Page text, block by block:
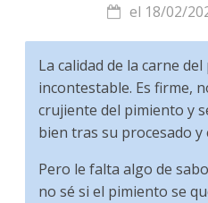
el 18/02/
La calidad de la carne
incontestable. Es firme,
crujiente del pimiento y
bien tras su procesado y
Pero le falta algo de
no sé si el pimiento se